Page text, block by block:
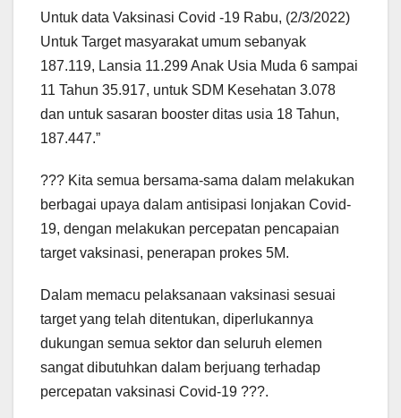
Untuk data Vaksinasi Covid -19 Rabu, (2/3/2022)
Untuk Target masyarakat umum sebanyak
187.119, Lansia 11.299 Anak Usia Muda 6 sampai
11 Tahun 35.917, untuk SDM Kesehatan 3.078
dan untuk sasaran booster ditas usia 18 Tahun,
187.447.”
??? Kita semua bersama-sama dalam melakukan
berbagai upaya dalam antisipasi lonjakan Covid-
19, dengan melakukan percepatan pencapaian
target vaksinasi, penerapan prokes 5M.
Dalam memacu pelaksanaan vaksinasi sesuai
target yang telah ditentukan, diperlukannya
dukungan semua sektor dan seluruh elemen
sangat dibutuhkan dalam berjuang terhadap
percepatan vaksinasi Covid-19 ???.